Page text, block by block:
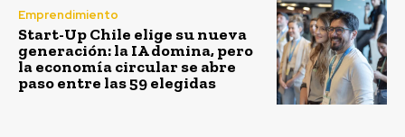
Emprendimiento
Start-Up Chile elige su nueva
generación: la IA domina, pero
la economía circular se abre
paso entre las 59 elegidas